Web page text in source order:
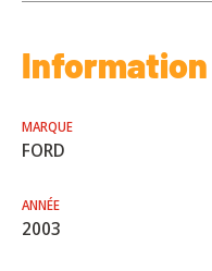
MARQUE
FORD
ANNÉE
2003